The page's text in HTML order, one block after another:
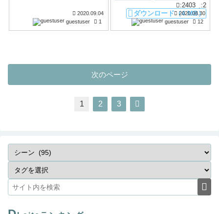
2020.09.04
guestuser
1
:2403 :2
2020.08.30
guestuser
12
ダウンロード（4 MB）
次のページ
1 2 3